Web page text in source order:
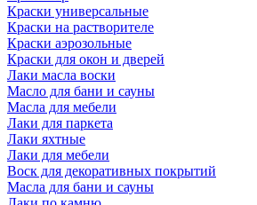
Краски универсальные
Краски на растворителе
Краски аэрозольные
Краски для окон и дверей
Лаки масла воски
Масло для бани и сауны
Масла для мебели
Лаки для паркета
Лаки яхтные
Лаки для мебели
Воск для декоративных покрытий
Масла для бани и сауны